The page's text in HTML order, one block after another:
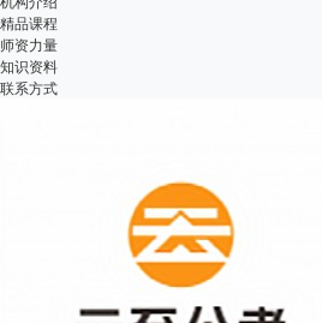
精品课程
师资力量
知识资料
联系方式